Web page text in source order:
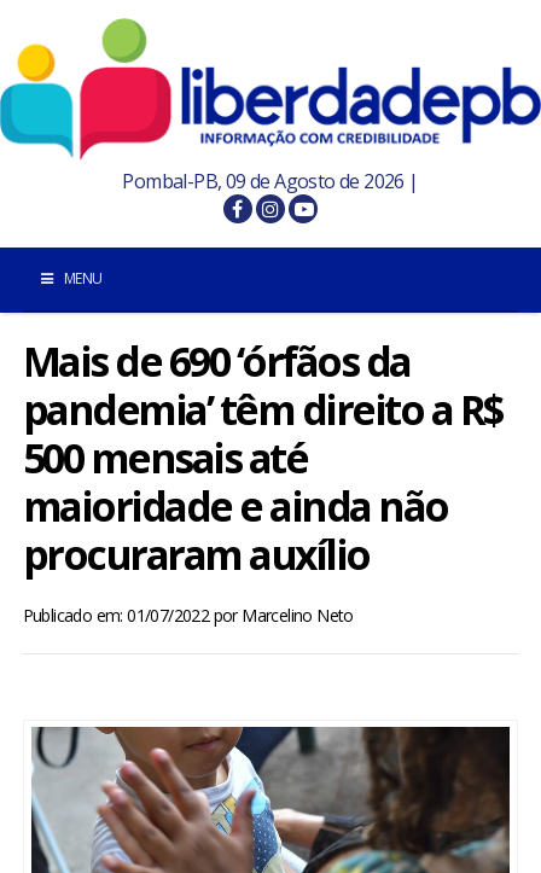
Pombal-PB, 09 de Agosto de 2026 |
MENU
INÍCIO
POMBAL E REGIÃO
BRASIL
MUNDO
ENTRETENIMENTO
ENQUETE
Mais de 690 ‘órfãos da
pandemia’ têm direito a R$
500 mensais até
maioridade e ainda não
procuraram auxílio
Publicado em: 01/07/2022porMarcelino Neto